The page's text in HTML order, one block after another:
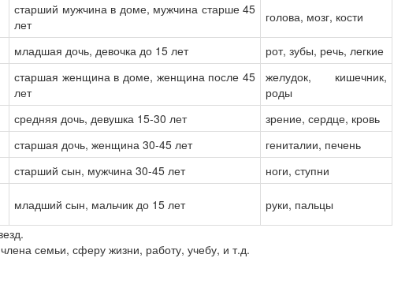
старший мужчина в доме, мужчина старше 45
лет
голова, мозг, кости
младшая дочь, девочка до 15 лет рот, зубы, речь, легкие
старшая женщина в доме, женщина после 45
лет
желудок, кишечник,
роды
средняя дочь, девушка 15-30 лет
зрение, сердце, кровь
старшая дочь, женщина 30-45 лет
гениталии, печень
старший сын, мужчина 30-45 лет
ноги, ступни
младший сын, мальчик до 15 лет
руки, пальцы
семьи, сферу жизни, работу, учебу, и т.д.